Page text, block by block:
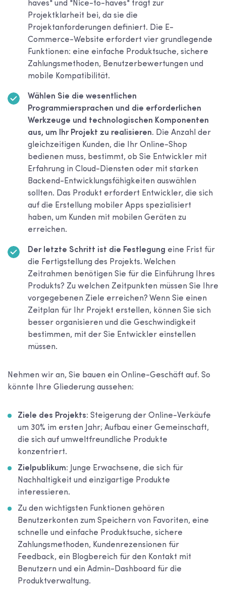
haves" und "Nice-to-haves" trägt zur
Projektklarheit bei, da sie die
Projektanforderungen definiert. Die E-
Commerce-Website erfordert vier grundlegende
Funktionen: eine einfache Produktsuche, sichere
Zahlungsmethoden, Benutzerbewertungen und
mobile Kompatibilität.
Wählen Sie die wesentlichen
Programmiersprachen und die erforderlichen
Werkzeuge und technologischen Komponenten
aus, um Ihr Projekt zu realisieren. Die Anzahl der
gleichzeitigen Kunden, die Ihr Online-Shop
bedienen muss, bestimmt, ob Sie Entwickler mit
Erfahrung in Cloud-Diensten oder mit starken
Backend-Entwicklungsfähigkeiten auswählen
sollten. Das Produkt erfordert Entwickler, die sich
auf die Erstellung mobiler Apps spezialisiert
haben, um Kunden mit mobilen Geräten zu
erreichen.
Der letzte Schritt ist die Festlegung eine Frist für
die Fertigstellung des Projekts. Welchen
Zeitrahmen benötigen Sie für die Einführung Ihres
Produkts? Zu welchen Zeitpunkten müssen Sie Ihre
vorgegebenen Ziele erreichen? Wenn Sie einen
Zeitplan für Ihr Projekt erstellen, können Sie sich
besser organisieren und die Geschwindigkeit
bestimmen, mit der Sie Entwickler einstellen
müssen.
Nehmen wir an, Sie bauen ein Online-Geschäft auf. So
könnte Ihre Gliederung aussehen:
Ziele des Projekts: Steigerung der Online-Verkäufe
um 30% im ersten Jahr; Aufbau einer Gemeinschaft,
die sich auf umweltfreundliche Produkte
konzentriert.
Zielpublikum:
Junge Erwachsene, die sich für
Nachhaltigkeit und einzigartige Produkte
interessieren.
Zu den wichtigsten Funktionen gehören
Benutzerkonten zum Speichern von Favoriten, eine
schnelle und einfache Produktsuche, sichere
Zahlungsmethoden, Kundenrezensionen für
Feedback, ein Blogbereich für den Kontakt mit
Benutzern und ein Admin-Dashboard für die
Produktverwaltung.